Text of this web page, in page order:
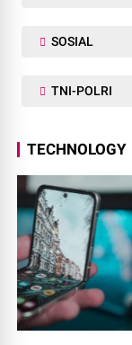
SOSIAL
TNI-POLRI
TECHNOLOGY